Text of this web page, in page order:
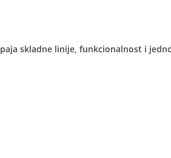
skladne linije, funkcionalnost i